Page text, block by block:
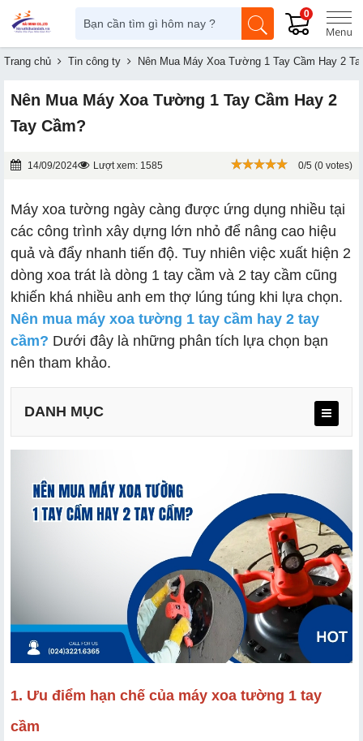
0
Trang chủ Tin công ty Nên Mua Máy Xoa Tường 1 Tay Cầm Hay 2
Nên Mua Máy Xoa Tường 1 Tay Cầm Hay 2
Tay Cầm?
14/09/2024 Lượt xem: 1585 0/5 (0 votes)
Máy xoa tường ngày càng được ứng dụng nhiều tại
các công trình xây dựng lớn nhỏ để nâng cao hiệu
quả và đẩy nhanh tiến độ. Tuy nhiên việc xuất hiện 2
dòng xoa trát là dòng 1 tay cầm và 2 tay cầm cũng
khiến khá nhiều anh em thợ lúng túng khi lựa chọn.
Nên mua máy xoa tường 1 tay cầm hay 2 tay
cầm? Dưới đây là những phân tích lựa chọn bạn
nên tham khảo.
DANH MỤC
b. Ưu điểm hạn chế của máy
b. Ưu điểm hạn chế của máy
a. Máy xoa vữa trát tường 1 tay cầm
1. Ưu điểm hạn chế của máy xoa tường 1 tay
cầm